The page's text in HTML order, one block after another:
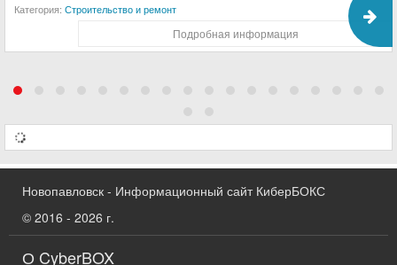
Категория: Строительство и ремонт
Подробная информация
Новопавловск - Информационный сайт КиберБОКС
© 2016 - 2026 г.
О CyberBOX